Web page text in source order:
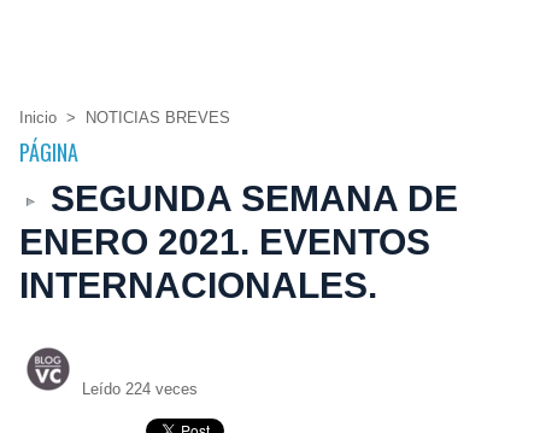
Inicio > NOTICIAS BREVES
PÁGINA
SEGUNDA SEMANA DE
ENERO 2021. EVENTOS
INTERNACIONALES.
Leído 224 veces